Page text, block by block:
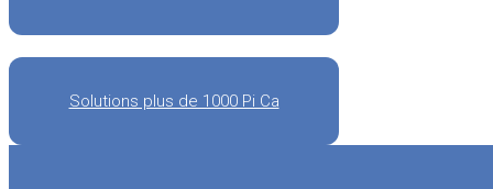
Solutions plus de 1000 Pi Ca